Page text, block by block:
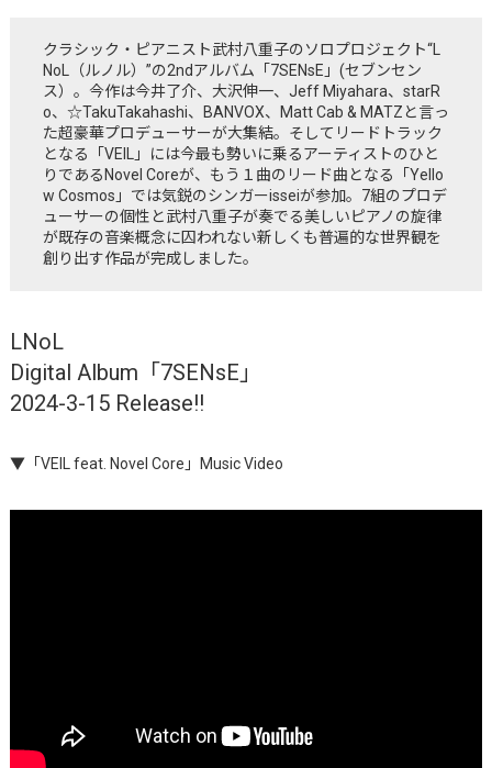
クラシック・ピアニスト武村八重子のソロプロジェクト“L
NoL（ルノル）”の2ndアルバム「7SENsE」(セブンセン
ス）。今作は今井了介、大沢伸一、Jeff Miyahara、starR
o、☆TakuTakahashi、BANVOX、Matt Cab & MATZと言っ
た超豪華プロデューサーが大集結。そしてリードトラック
となる「VEIL」には今最も勢いに乗るアーティストのひと
りであるNovel Coreが、もう１曲のリード曲となる「Yello
w Cosmos」では気鋭のシンガーisseiが参加。7組のプロデ
ューサーの個性と武村八重子が奏でる美しいピアノの旋律
が既存の音楽概念に囚われない新しくも普遍的な世界観を
創り出す作品が完成しました。
LNoL
Digital Album「7SENsE」
2024-3-15 Release!!
▼「VEIL feat. Novel Core」Music Video